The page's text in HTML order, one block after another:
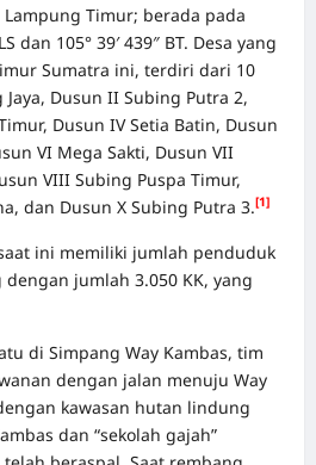
Timur; berada pada
dan 105° 39′ 439″ BT. Desa yang
Sumatra ini, terdiri dari 10
Dusun II Subing Putra 2,
Dusun IV Setia Batin, Dusun
VI Mega Sakti, Dusun VII
VIII Subing Puspa Timur,
dan Dusun X Subing Putra 3.[1]
ini memiliki jumlah penduduk
dengan jumlah 3.050 KK, yang
di Simpang Way Kambas, tim
dengan jalan menuju Way
kawasan hutan lindung
dan “sekolah gajah”